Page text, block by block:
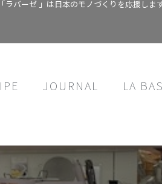
ラバーゼ 」は日本のモノづくりを応援しま
JOURNAL LA